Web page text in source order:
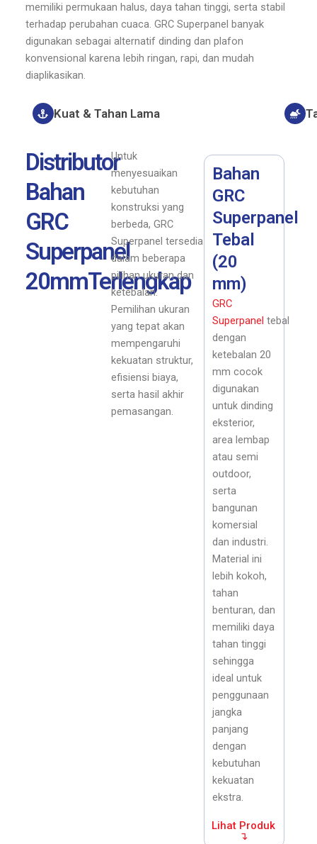
memiliki permukaan halus, daya tahan tinggi, serta stabil
terhadap perubahan cuaca. GRC Superpanel banyak
digunakan sebagai alternatif dinding dan plafon
konvensional karena lebih ringan, rapi, dan mudah
diaplikasikan.
Kuat & Tahan Lama
Distributor
Bahan
GRC
Superpanel
20mmTerlengkap
Untuk
menyesuaikan
kebutuhan
konstruksi yang
berbeda, GRC
Superpanel tersedia
dalam beberapa
pilihan ukuran dan
ketebalan.
Pemilihan ukuran
yang tepat akan
mempengaruhi
kekuatan struktur,
efisiensi biaya,
serta hasil akhir
pemasangan.
Bahan
GRC
Superpanel
Tebal
(20
mm)
GRC
Superpanel tebal
dengan
ketebalan 20
mm cocok
digunakan
untuk dinding
eksterior,
area lembap
atau semi
outdoor,
serta
bangunan
komersial
dan industri.
Material ini
lebih kokoh,
tahan
benturan, dan
memiliki daya
tahan tinggi
sehingga
ideal untuk
penggunaan
jangka
panjang
dengan
kebutuhan
kekuatan
ekstra.
Lihat Produk
↴